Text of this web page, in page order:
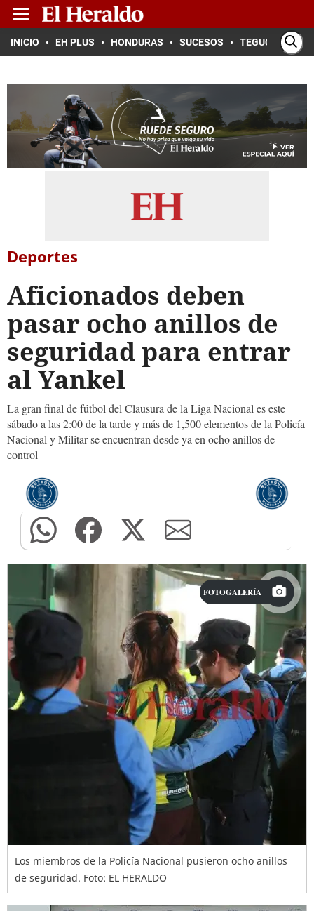
INICIO EH PLUS HONDURAS SUCESOS TEGUCIGALPA
Deportes
Aficionados deben
pasar ocho anillos de
seguridad para entrar
al Yankel
La gran final de fútbol del Clausura de la Liga Nacional es este
sábado a las 2:00 de la tarde y más de 1,500 elementos de la Policía
Nacional y Militar se encuentran desde ya en ocho anillos de
control
FOTOGALERÍA
Los miembros de la Policía Nacional pusieron ocho anillos
de seguridad. Foto: EL HERALDO